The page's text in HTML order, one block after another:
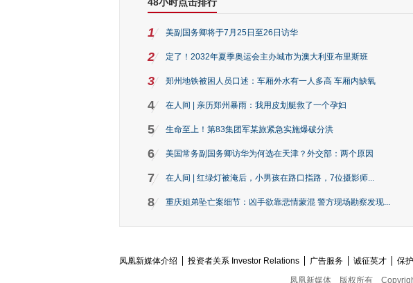
1 美副国务卿将于7月25日至26日访华
2 定了！2032年夏季奥运会主办城市为澳大利亚布里斯班
3 郑州地铁被困人员口述：车厢外水有一人多高 车厢内缺氧
4 在人间 | 亲历郑州暴雨：我用皮划艇救了一个孕妇
5 生命至上！第83集团军某旅紧急实施爆破分洪
6 美国常务副国务卿访华为何选在天津？外交部：两个原因
7 在人间 | 红绿灯被淹后，小男孩在路口指路，7位摄影师...
8 重庆姐弟坠亡案细节：凶手欲靠悲情蒙混 警方现场勘察发现...
凤凰新媒体介绍 投资者关系 Investor Relations 广告服务 诚征英才 保
凤凰新媒体
版权所有